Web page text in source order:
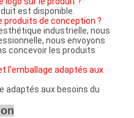
est disponible.
produits de conception ?
industrielle, nous
nous envoyons
concevoir les produits
l'emballage adaptés aux
adaptés aux besoins du